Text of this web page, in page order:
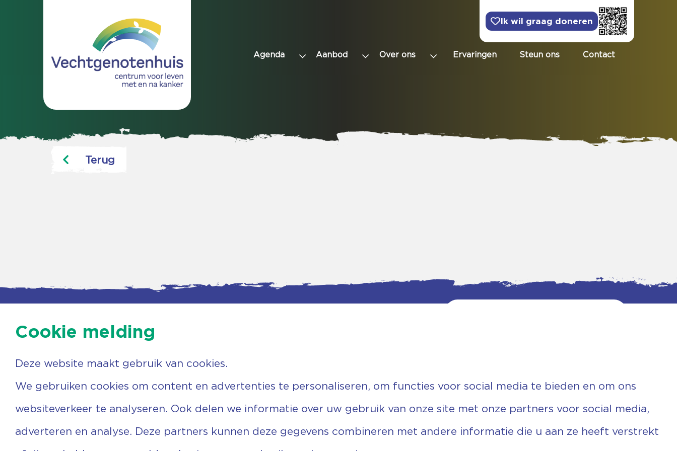
Ik wil graag doneren
Agenda Aanbod Over ons Ervaringen Steun ons Contact
Terug
Agenda
Nieuwsbrief
Vrijwilligers
Steun ons
Contactgegevens
7731 PA Ommen
0529 455 767
info@vechtgenoten.nl
Fiscaal: 819280288
Rek.nr: NL85RABO0127579230
Cookie melding
Deze website maakt gebruik van cookies.
We gebruiken cookies om content en advertenties te personaliseren, om functies voor social media te bieden en om ons
websiteverkeer te analyseren. Ook delen we informatie over uw gebruik van onze site met onze partners voor social media,
adverteren en analyse. Deze partners kunnen deze gegevens combineren met andere informatie die u aan ze heeft verstrekt